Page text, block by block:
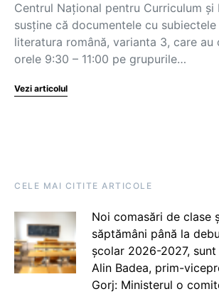
Centrul Național pentru Curriculum și
susține că documentele cu
literatura română, varianta 3, care
orele 9:30 – 11:00 pe grupurile…
Vezi articolul
CELE MAI CITITE ARTICOLE
Noi comasări de clase
săptămâni până la
școlar 2026-2027,
Alin Badea, prim-
Gorj: Ministerul o